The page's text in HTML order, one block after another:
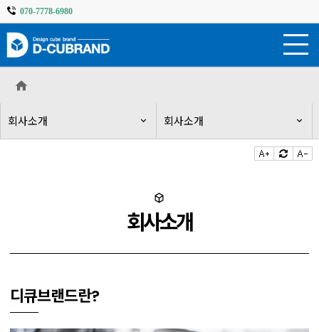
070-7778-6980
회사소개
회사소개
회사소개
디큐브랜드란?